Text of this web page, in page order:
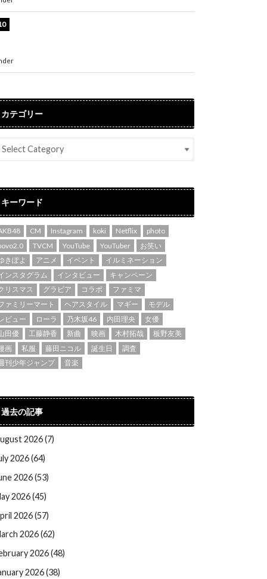
カテゴリー
キーワード
CM Instagram koki Netflix
photo
TVCM YouTube YouTuber
お笑い
きぽよ
アニメ イベント
イルミネーション
ンスタグラム
インタビュー
キャンペーン
リスマス
グラビア コラボ
ファミマ
ァミリーマート
ヘアスタイル マギー
モデル
ビュー
ローラ 乃木坂46 内田理央
女優
田優
工藤静香 新曲 映画 木村拓哉
板野友美
画
私服 藤田ニコル 誕生日
調査
刊少年ジャンプ
音楽
過去の記事
2026 (7)
2026 (64)
2026 (53)
2026 (45)
2026 (57)
2026 (62)
2026 (48)
2026 (38)